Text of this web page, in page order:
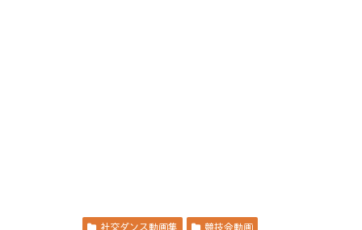
社交ダンス動画集 競技会動画